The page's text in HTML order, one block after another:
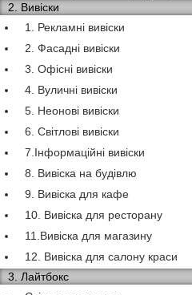
2. Вивіски
1. Рекламні вивіски
2. Фасадні вивіски
3. Офісні вивіски
4. Вуличні вивіски
5. Неонові вивіски
6. Світлові вивіски
7.Інформаційні вивіски
8. Вивіска на будівлю
9. Вивіска для кафе
10. Вивіска для ресторану
11.Вивіска для магазину
12. Вивіска для салону краси
3. Лайтбокс